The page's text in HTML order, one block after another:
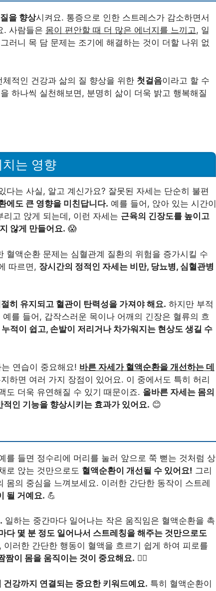
을 향상시켜요. 통증으로 인한 스트레스가 감소하면서
. 사람들은 몸이 편안할 때 더 많은 에너지를 느끼고, 일
러니 목 담 문제는 조기에 해결하는 것이 더할 나위 없
적인 건강과 삶의 질 향상을 위한 첫걸음이라고 할 수
하나씩 실천해보면, 분명히 삶이 더욱 밝고 행복해질
는 영향
다는 사실, 알고 계신가요? 잘못된 자세는 단순히 불편
에도 큰 영향을 미친답니다. 예를 들어, 앉아 있는 시간이
고 앉게 되는데, 이런 자세는 근육의 긴장도를 높이고
않게 만들어요. 😱
혈액순환 문제는 심혈관계 질환의 위험을 증가시킬 수
따르면, 장시간의 정적인 자세는 비만, 당뇨병, 심혈관병
히 유지되고 혈관이 탄력성을 가져야 해요. 하지만 부적
를 들어, 갑작스러운 목이나 어깨의 긴장은 혈류의 흐
적이 쉽고, 손발이 저리거나 차가워지는 현상도 생길 수
연습이 중요해요! 바른 자세가 혈액순환을 개선하는 데
하면 여러 가지 장점이 있어요. 이 중에서도 특히 허리
도 더욱 유연해질 수 있기 때문이죠. 올바른 자세는 몸의
인 기능을 향상시키는 효과가 있어요. 😊
를 들면 정수리에 머리를 눌러 앞으로 쭉 뻗는 것처럼 상
로 앉는 것만으로도 혈액순환이 개선될 수 있어요! 그리
몸의 중심을 느껴보세요. 이러한 간단한 동작이 스트레
될 거예요. 💪
일하는 중간마다 일어나는 작은 움직임은 혈액순환을 촉
다 몇 분 정도 일어나서 스트레칭을 해주는 것만으로도
이러한 간단한 행동이 혈액을 흐르기 쉽게 하여 피로를
짬이 몸을 움직이는 것이 중요해요. 🚶‍♂️
강까지 연결되는 중요한 키워드예요. 특히 혈액순환이